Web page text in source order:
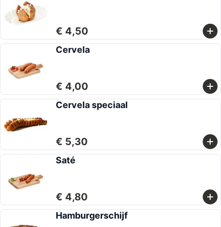
€ 4,50
Cervela
€ 4,00
Cervela speciaal
€ 5,30
Saté
€ 4,80
Hamburgerschijf